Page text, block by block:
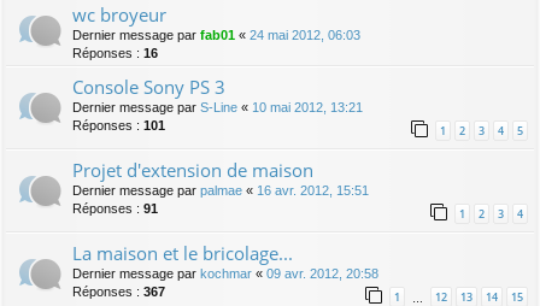
wc broyeur
Dernier message par fab01 « 24 mai 2012, 06:03
Réponses : 16
Console Sony PS 3
Dernier message par S-Line « 10 mai 2012, 13:21
Réponses : 101 1 2 3 4 5
Projet d'extension de maison
Dernier message par palmae « 16 avr. 2012, 15:51
Réponses : 91 1 2 3 4
La maison et le bricolage...
Dernier message par kochmar « 09 avr. 2012, 20:58
Réponses : 367 1 12 13 14 15